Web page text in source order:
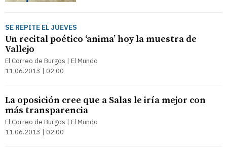
SE REPITE EL JUEVES
Un recital poético ‘anima’ hoy la muestra de
Vallejo
El Correo de Burgos | El Mundo
11.06.2013 | 02:00
La oposición cree que a Salas le iría mejor con
más transparencia
El Correo de Burgos | El Mundo
11.06.2013 | 02:00